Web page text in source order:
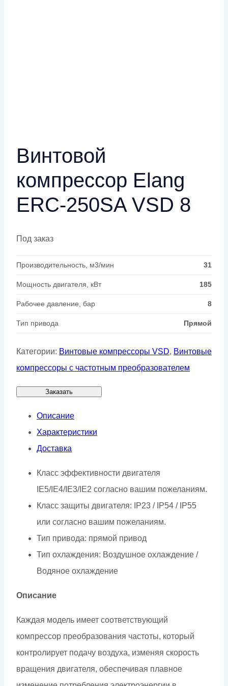
Винтовой
компрессор Elang
ERC-250SA VSD 8
Под заказ
Производительность, м3/мин 31
Мощность двигателя, кВт 185
Рабочее давление, бар 8
Тип привода Прямой
Категории: Винтовые компрессоры VSD, Винтовые
компрессоры с частотным преобразователем
Заказать
Описание
Характеристики
Доставка
Класс эффективности двигателя
IE5/IE4/IE3/IE2 согласно вашим пожеланиям.
Класс защиты двигателя: IP23 / IP54 / IP55
или согласно вашим пожеланиям.
Тип привода: прямой привод
Тип охлаждения: Воздушное охлаждение /
Водяное охлаждение
Описание
Каждая модель имеет соответствующий
компрессор преобразования частоты, который
контролирует подачу воздуха, изменяя скорость
вращения двигателя, обеспечивая плавное